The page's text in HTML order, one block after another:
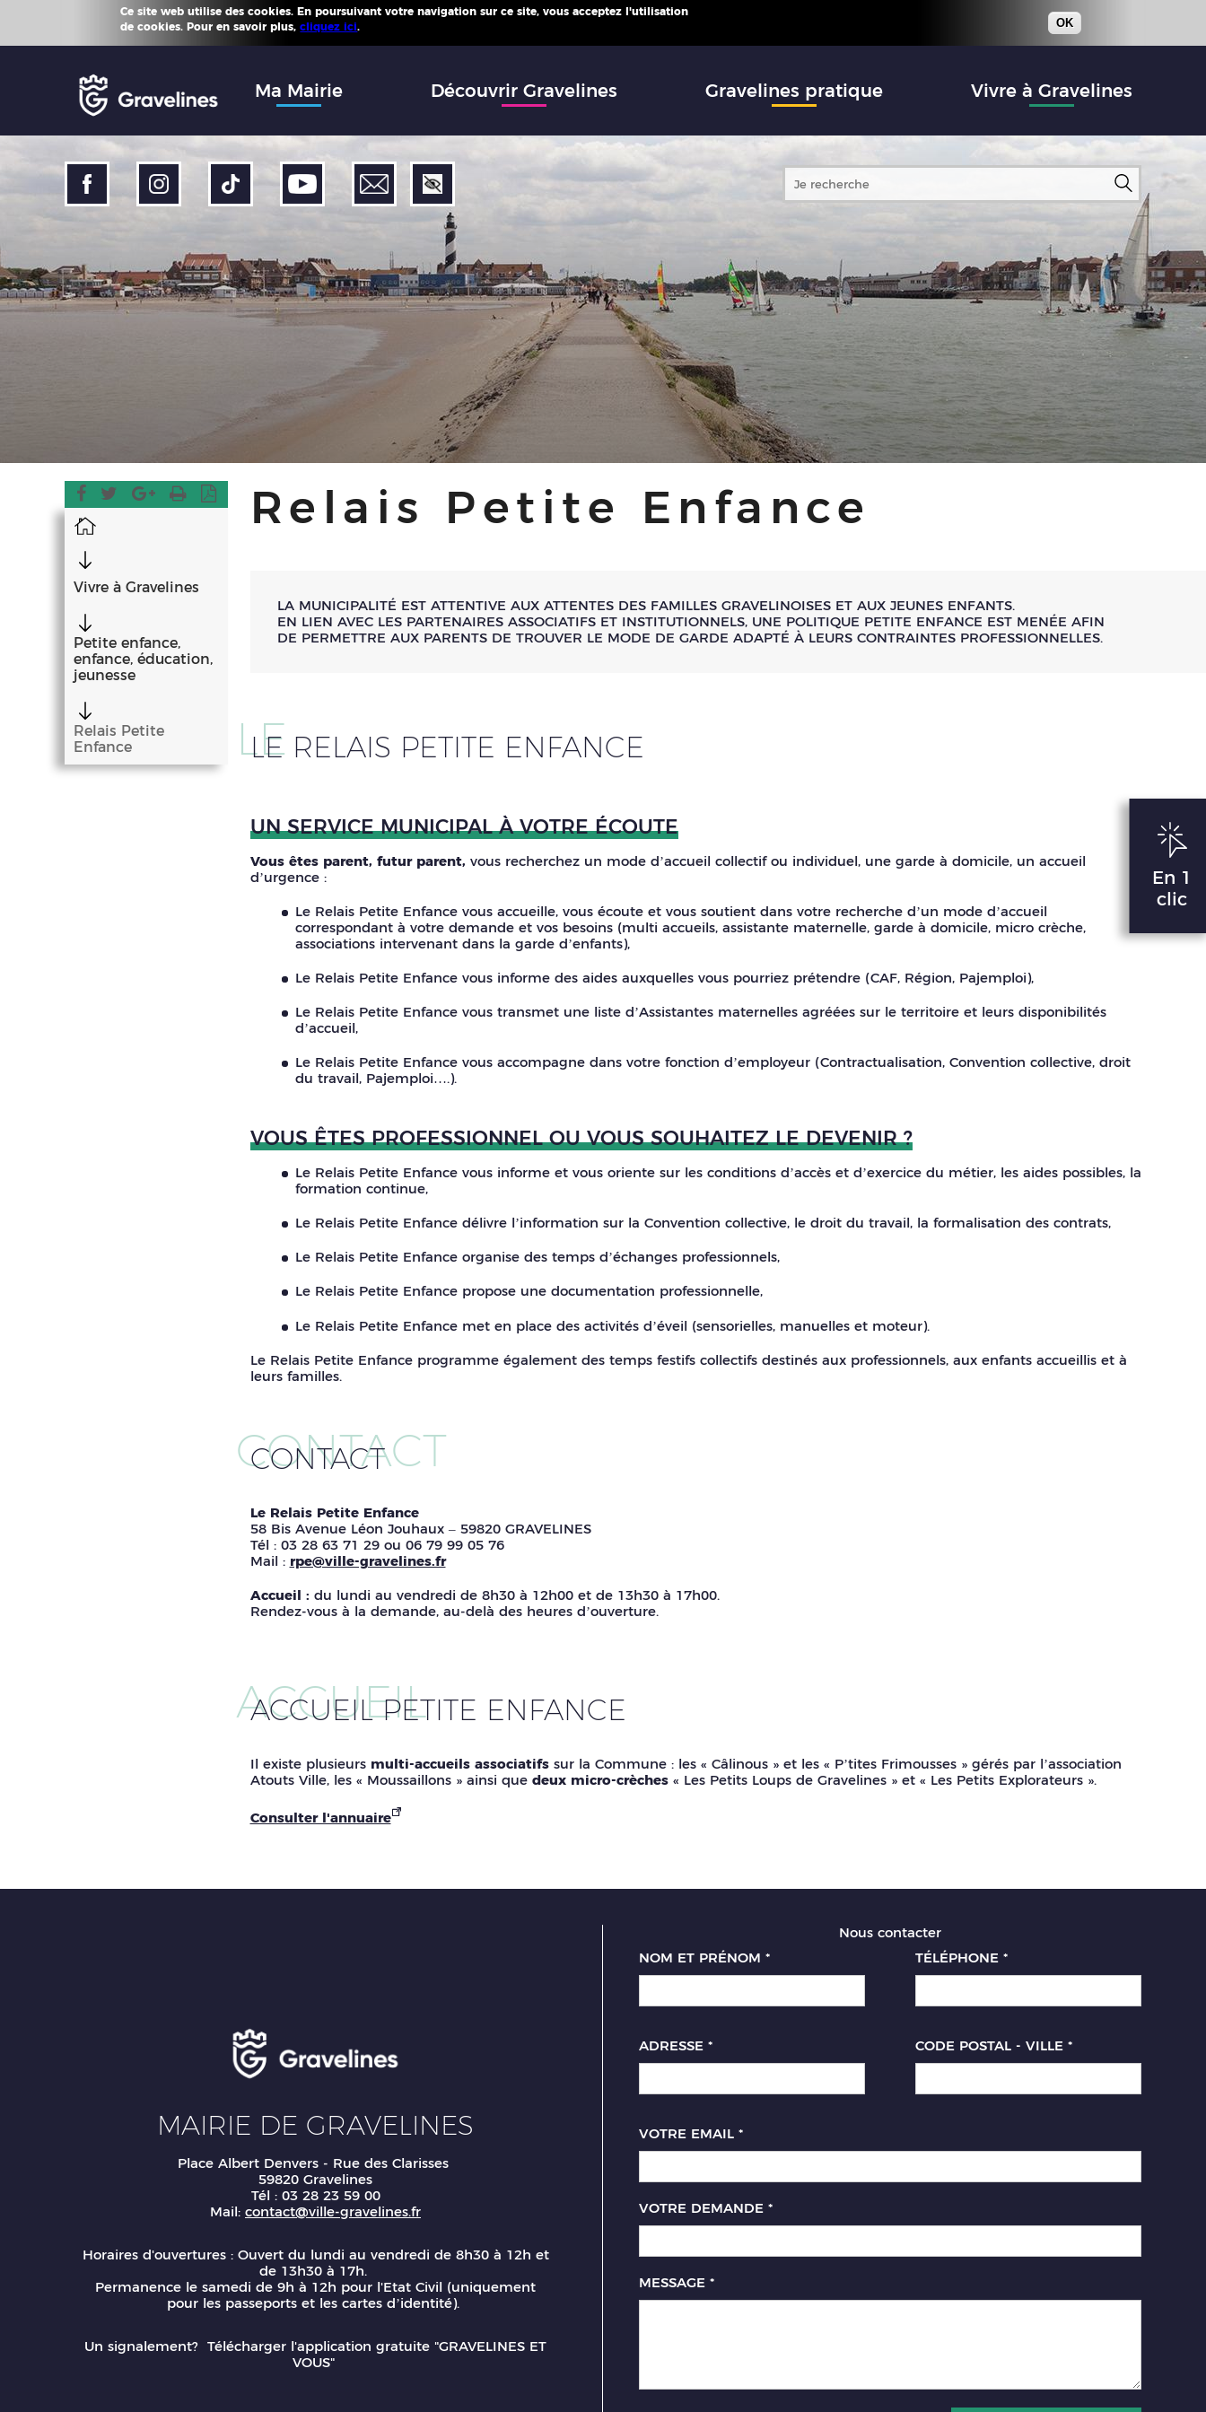
Ce site web utilise des cookies. En poursuivant votre navigation sur ce site, vous acceptez l'utilisation
de cookies. Pour en savoir plus,cliquez ici. OK
En 1
clic
Ma Mairie Découvrir Gravelines Gravelines pratique Vivre à Gravelines
Accueil
Vivre à Gravelines
Petite enfance,
enfance, éducation,
jeunesse
Relais Petite
Enfance
Relais Petite Enfance
LA MUNICIPALITÉ EST ATTENTIVE AUX ATTENTES DES FAMILLES GRAVELINOISES ET AUX JEUNES ENFANTS.
EN LIEN AVEC LES PARTENAIRES ASSOCIATIFS ET INSTITUTIONNELS, UNE POLITIQUE PETITE ENFANCE EST MENÉE AFIN
DE PERMETTRE AUX PARENTS DE TROUVER LE MODE DE GARDE ADAPTÉ À LEURS CONTRAINTES PROFESSIONNELLES.
LE
LE RELAIS PETITE ENFANCE
UN SERVICE MUNICIPAL À VOTRE ÉCOUTE
Vous êtes parent, futur parent, vous recherchez un mode d’accueil collectif ou individuel, une garde à domicile, un accueil
d’urgence :
Le Relais Petite Enfance vous accueille, vous écoute et vous soutient dans votre recherche d’un mode d’accueil
correspondant à votre demande et vos besoins (multi accueils, assistante maternelle, garde à domicile, micro crèche,
associations intervenant dans la garde d’enfants),
Le Relais Petite Enfance vous informe des aides auxquelles vous pourriez prétendre (CAF, Région, Pajemploi),
Le Relais Petite Enfance vous transmet une liste d’Assistantes maternelles agréées sur le territoire et leurs disponibilités
d’accueil,
Le Relais Petite Enfance vous accompagne dans votre fonction d’employeur (Contractualisation, Convention collective, droit
du travail, Pajemploi….).
VOUS ÊTES PROFESSIONNEL OU VOUS SOUHAITEZ LE DEVENIR ?
Le Relais Petite Enfance vous informe et vous oriente sur les conditions d’accès et d’exercice du métier, les aides possibles, la
formation continue,
Le Relais Petite Enfance délivre l’information sur la Convention collective, le droit du travail, la formalisation des contrats,
Le Relais Petite Enfance organise des temps d’échanges professionnels,
Le Relais Petite Enfance propose une documentation professionnelle,
Le Relais Petite Enfance met en place des activités d’éveil (sensorielles, manuelles et moteur).
Le Relais Petite Enfance programme également des temps festifs collectifs destinés aux professionnels, aux enfants accueillis et à
leurs familles.
CONTACT
CONTACT
Le Relais Petite Enfance
58 Bis Avenue Léon Jouhaux – 59820 GRAVELINES
Tél : 03 28 63 71 29 ou 06 79 99 05 76
Mail : rpe@ville-gravelines.fr
Accueil : du lundi au vendredi de 8h30 à 12h00 et de 13h30 à 17h00.
Rendez-vous à la demande, au-delà des heures d’ouverture.
ACCUEIL
ACCUEIL PETITE ENFANCE
Il existe plusieursmulti-accueils associatifssur la Commune : les « Câlinous » et les « P’tites Frimousses » gérés par l’association
Atouts Ville, les « Moussaillons » ainsi quedeux micro-crèches« Les Petits Loups de Gravelines » et « Les Petits Explorateurs ».
Consulter l'annuaire
MAIRIE DE GRAVELINES
Place Albert Denvers - Rue des Clarisses
59820 Gravelines
Tél : 03 28 23 59 00
Mail: contact@ville-gravelines.fr
Horaires d'ouvertures : Ouvert du lundi au vendredi de 8h30 à 12h et
de 13h30 à 17h.
Permanence le samedi de 9h à 12h pour l'Etat Civil (uniquement
pour les passeports et les cartes d’identité).
Un signalement? Télécharger l'application gratuite "GRAVELINES ET
VOUS"
Nous contacter
NOM ET PRÉNOM * TÉLÉPHONE *
ADRESSE * CODE POSTAL - VILLE *
VOTRE EMAIL *
VOTRE DEMANDE *
MESSAGE *